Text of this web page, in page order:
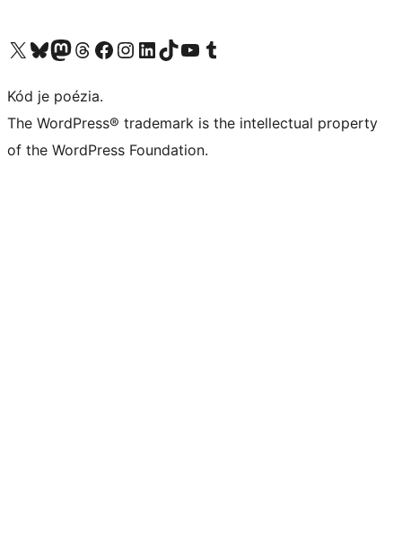
Navštívte náš účet na X (predtým Twitter)
Navštívte náš účet na platforme Bluesky
Navštívte náš účet na Mastodone
Navštívte náš účet na platforme Threads
Navštívte našu stránku na Facebooku
Navštívte náš účet Instagram
Navštívte náš účet LinkedIn
Navštívte náš účet na platforme TikTok
Navštívte náš kanál YouTube
Navštívte náš účet na platforme Tumblr
Kód je poézia.
The WordPress® trademark is the intellectual property
of the WordPress Foundation.